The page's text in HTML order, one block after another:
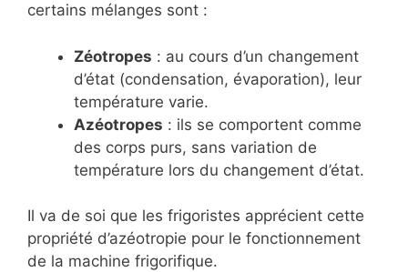
certains mélanges sont :
Zéotropes : au cours d’un changement
d’état (condensation, évaporation), leur
température varie.
Azéotropes : ils se comportent comme
des corps purs, sans variation de
température lors du changement d’état.
Il va de soi que les frigoristes apprécient cette
propriété d’azéotropie pour le fonctionnement
de la machine frigorifique.